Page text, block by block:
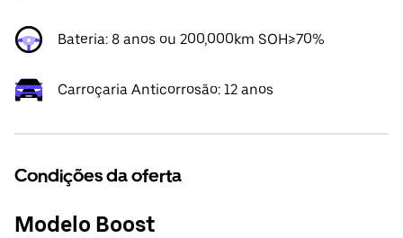
Bateria: 8 anos ou 200,000km SOH≥70%
Carroçaria Anticorrosão: 12 anos
Condições da oferta
Modelo Boost